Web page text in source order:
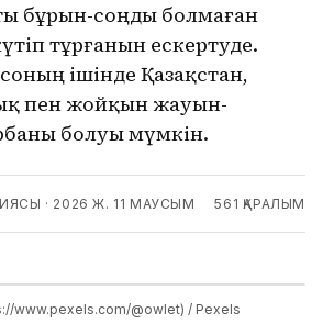
бұрын-соңды болмаған
тұрғанын ескертуде.
ішінде Қазақстан,
пен жойқын жауын-
болуы мүмкін.
· 2026 Ж. 11 МАУСЫМ 561 ҚАРАЛЫМ
www.pexels.com/@owlet) / Pexels